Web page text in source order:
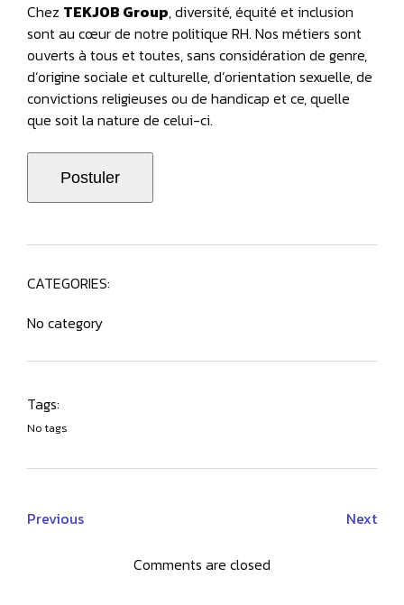
Chez TEKJOB Group, diversité, équité et inclusion
sont au cœur de notre politique RH. Nos métiers sont
ouverts à tous et toutes, sans considération de genre,
d‘origine sociale et culturelle, d’orientation sexuelle, de
convictions religieuses ou de handicap et ce, quelle
que soit la nature de celui-ci.
CATEGORIES:
No category
Tags:
No tags
Previous Next
Comments are closed